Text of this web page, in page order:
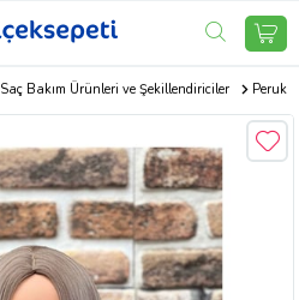
Saç Bakım Ürünleri ve Şekillendiriciler Peruk